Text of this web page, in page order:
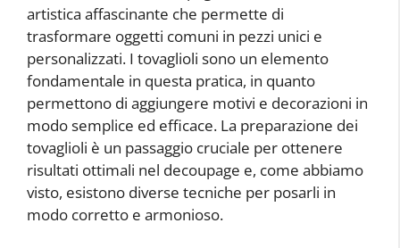
artistica affascinante che permette di
trasformare oggetti comuni in pezzi unici e
personalizzati. I tovaglioli sono un elemento
fondamentale in questa pratica, in quanto
permettono di aggiungere motivi e decorazioni in
modo semplice ed efficace. La preparazione dei
tovaglioli è un passaggio cruciale per ottenere
risultati ottimali nel decoupage e, come abbiamo
visto, esistono diverse tecniche per posarli in
modo corretto e armonioso.